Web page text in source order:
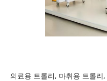
의료용 트롤리, 마취용 트롤